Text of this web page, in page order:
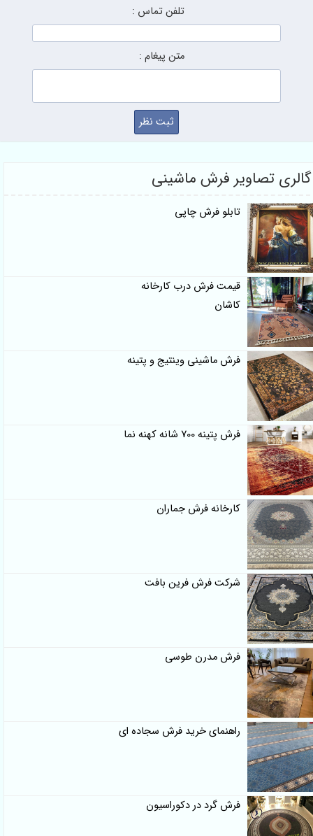
تلفن تماس :
متن پیغام :
گالری تصاویر فرش ماشینی
تابلو فرش چاپی
قیمت فرش درب کارخانه
کاشان
فرش ماشینی وینتیج و پتینه
فرش پتینه 700 شانه کهنه نما
کارخانه فرش جماران
شرکت فرش فرین بافت
فرش مدرن طوسی
راهنمای خرید فرش سجاده ای
فرش گرد در دکوراسیون